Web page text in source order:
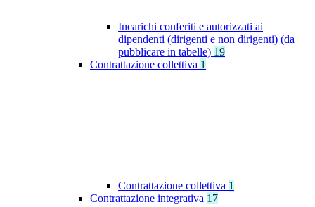
Incarichi conferiti e autorizzati ai
dipendenti (dirigenti e non dirigenti) (da
pubblicare in tabelle) 19
Contrattazione collettiva 1
Contrattazione collettiva 1
Contrattazione integrativa 17